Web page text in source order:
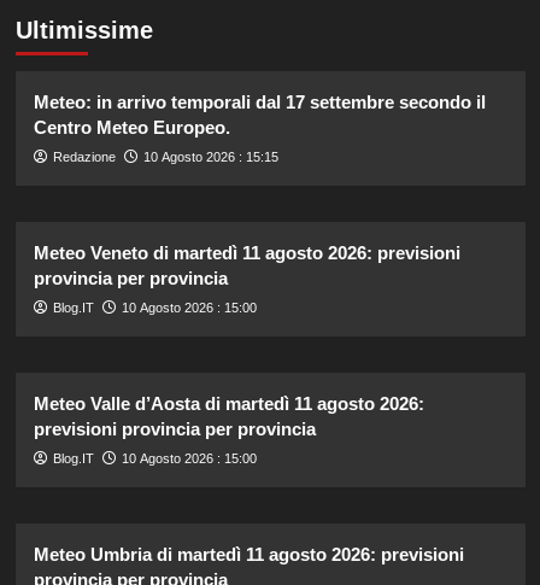
Ultimissime
Meteo: in arrivo temporali dal 17 settembre secondo il
Centro Meteo Europeo.
Redazione 10 Agosto 2026 : 15:15
Meteo Veneto di martedì 11 agosto 2026: previsioni
provincia per provincia
Blog.IT 10 Agosto 2026 : 15:00
Meteo Valle d’Aosta di martedì 11 agosto 2026:
previsioni provincia per provincia
Blog.IT 10 Agosto 2026 : 15:00
Meteo Umbria di martedì 11 agosto 2026: previsioni
provincia per provincia